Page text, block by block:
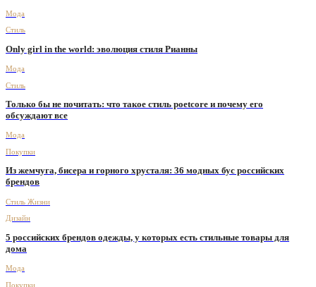
Мода
Стиль
Only girl in the world: эволюция стиля Рианны
Мода
Стиль
Только бы не почитать: что такое стиль poetcore и почему его
обсуждают все
Мода
Покупки
Из жемчуга, бисера и горного хрусталя: 36 модных бус российских
брендов
Стиль Жизни
Дизайн
5 российских брендов одежды, у которых есть стильные товары для
дома
Мода
Покупки